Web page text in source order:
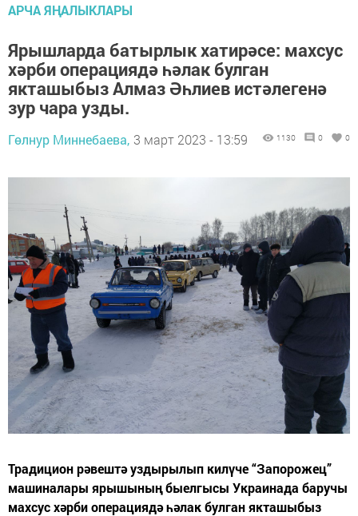
АРЧА ЯҢАЛЫКЛАРЫ
Ярышларда батырлык хатирәсе: махсус
хәрби операциядә һәлак булган
якташыбыз Алмаз Әһлиев истәлегенә
зур чара узды.
Гөлнур Миннебаева, 3 март 2023 - 13:59 1130 0 0
Традицион рәвештә уздырылып килүче “Запорожец”
машиналары ярышының быелгысы Украинада баручы
махсус хәрби операциядә һәлак булган якташыбыз